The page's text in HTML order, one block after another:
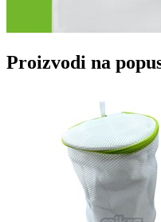
Proizvodi na